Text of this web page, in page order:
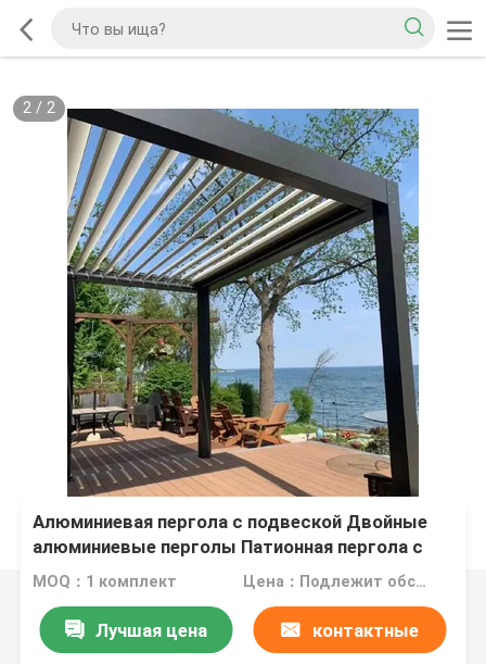
2/ 2
Алюминиевая пергола с подвеской Двойные
алюминиевые перголы Патионная пергола с
выдвижной крышей
MOQ：1 комплект Цена：Подлежит обсуждению
Лучшая цена контактные